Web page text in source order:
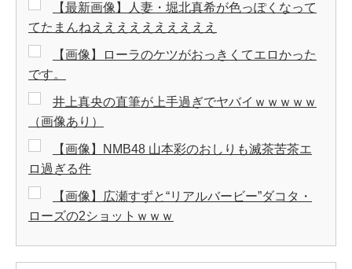
【最新画像】人妻・堀北真希が色っぽくなって
てたまんねええええええええええ
【画像】ローラのケツがおっきくてエロかった
です。
井上真央の直筆が上手過ぎでヤバイｗｗｗｗｗ
（画像あり）
【画像】NMB48 山本彩のおしりも滅茶苦茶エ
ロ過ぎる件
【画像】広瀬すずと“リアルバービー”ダコタ・
ローズの2ショットｗｗｗ